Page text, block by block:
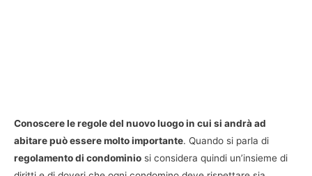
Conoscere le regole del nuovo luogo in cui si andrà ad
abitare può essere molto importante. Quando si parla di
regolamento di condominio si considera quindi un’insieme di